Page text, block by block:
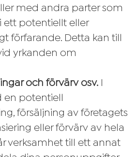
med andra parter som
ett potentiellt eller
förfarande. Detta kan till
yrkanden om
och förvärv osv.
potentiell
försäljning av företagets
eller förvärv av hela
verksamhet till ett annat